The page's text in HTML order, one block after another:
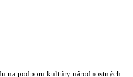
na podporu kultúry národnostných